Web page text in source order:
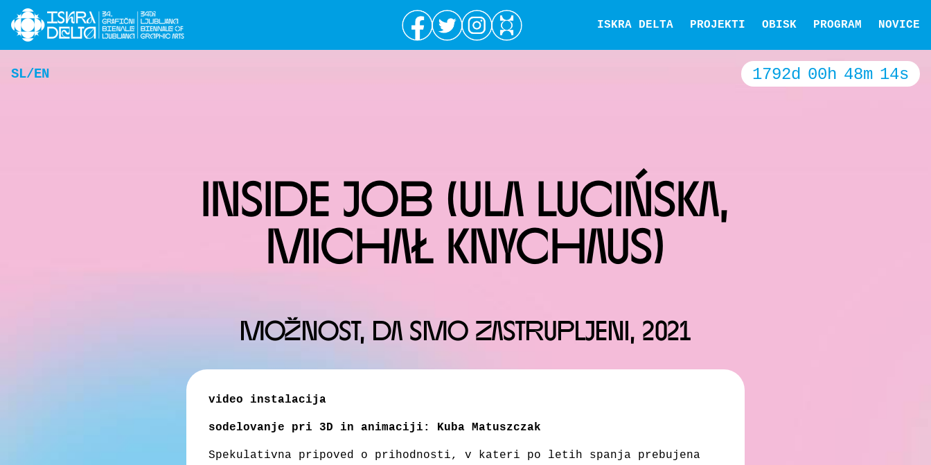
ISKRA DELTA PROJEKTI OBISK PROGRAM NOVICE
SL EN 1792d 00h 48m 14s
INSIDE JOB (ULA LUCIŃSKA,
MICHAŁ KNYCHAUS)
MOŽNOST, DA SMO ZASTRUPLJENI, 2021
video instalacija
sodelovanje pri 3D in animaciji: Kuba Matuszczak
Spekulativna pripoved o prihodnosti, v kateri po letih spanja prebujena